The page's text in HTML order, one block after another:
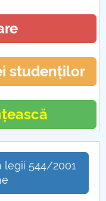
studenților
legii 544/2001